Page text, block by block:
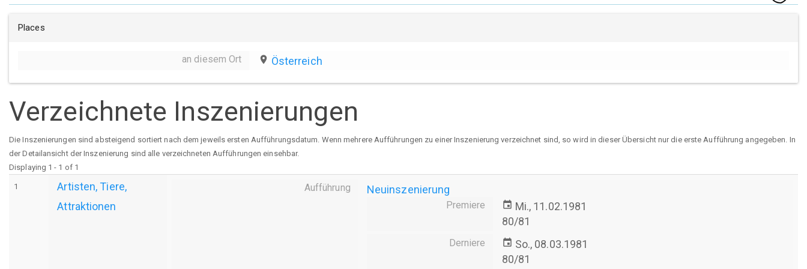
Places
an diesem Ort place Österreich
Verzeichnete Inszenierungen
Die Inszenierungen sind absteigend sortiert nach dem jeweils ersten Aufführungsdatum. Wenn mehrere Aufführungen zu einer Inszenierung verzeichnet sind, so wird in dieser Übersicht nur die erste Aufführung angegeben. In
der Detailansicht der Inszenierung sind alle verzeichneten Aufführungen einsehbar.
Displaying 1 - 1 of 1
1
Artisten, Tiere,
Attraktionen
Aufführung Neuinszenierung
Premiere event Mi., 11.02.1981
80/81
Derniere event So., 08.03.1981
80/81